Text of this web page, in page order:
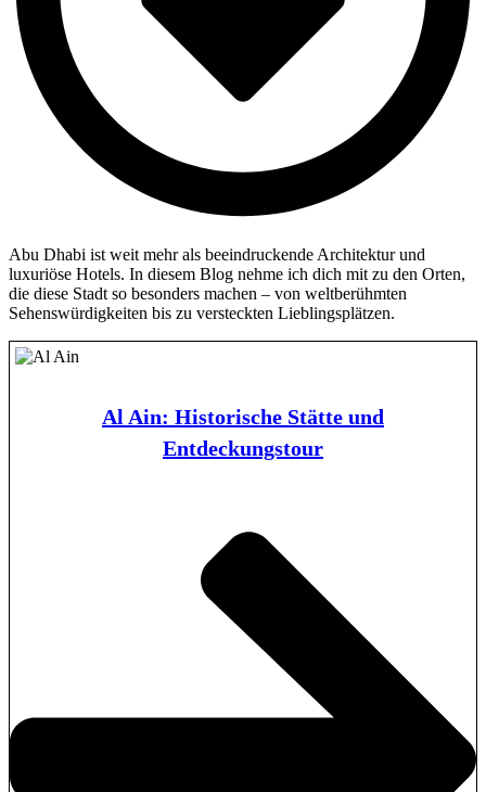
Abu Dhabi ist weit mehr als beeindruckende Architektur und
luxuriöse Hotels. In diesem Blog nehme ich dich mit zu den Orten,
die diese Stadt so besonders machen – von weltberühmten
Sehenswürdigkeiten bis zu versteckten Lieblingsplätzen.
Al Ain: Historische Stätte und
Entdeckungstour